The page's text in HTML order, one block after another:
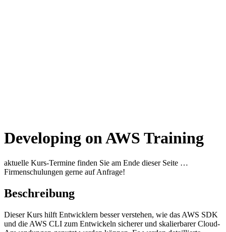
Developing on AWS Training
aktuelle Kurs-Termine finden Sie am Ende dieser Seite …
Firmenschulungen gerne auf Anfrage!
Beschreibung
Dieser Kurs hilft Entwicklern besser verstehen, wie das AWS SDK
und die AWS CLI zum Entwickeln sicherer und skalierbarer Cloud-